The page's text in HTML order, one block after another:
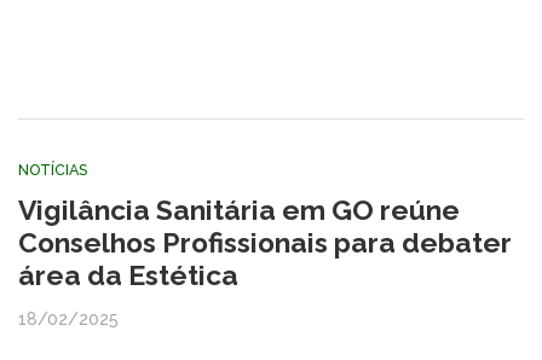
NOTÍCIAS
Vigilância Sanitária em GO reúne
Conselhos Profissionais para debater
área da Estética
18/02/2025